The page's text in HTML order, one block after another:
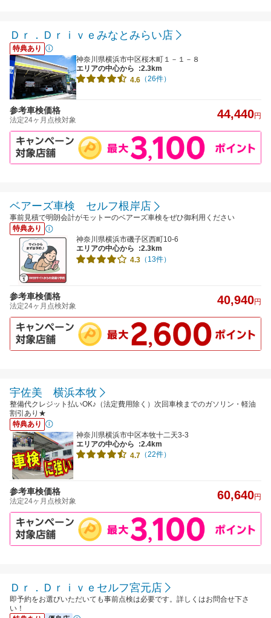
Ｄｒ．Ｄｒｉｖｅみなとみらい店
特典あり
神奈川県横浜市中区桜木町１－１－８
エリアの中心から
:2.3km
4.6 （26件）
参考車検価格
法定24ヶ月点検対象 44,440円
ベアーズ車検 セルフ根岸店
事前見積で明朗会計がモットーのベアーズ車検をぜひ御利用ください
特典あり
神奈川県横浜市磯子区西町10-6
エリアの中心から
:2.3km
4.3 （13件）
参考車検価格
法定24ヶ月点検対象 40,940円
宇佐美 横浜本牧
整備代クレジット払いOK♪（法定費用除く）次回車検までのガソリン・軽油
割引あり★
特典あり
神奈川県横浜市中区本牧十二天3-3
エリアの中心から
:2.4km
4.7 （22件）
参考車検価格
法定24ヶ月点検対象 60,640円
Ｄｒ．Ｄｒｉｖｅセルフ宮元店
即予約をお選びいただいても事前点検は必要です。詳しくはお問合せ下さ
い！